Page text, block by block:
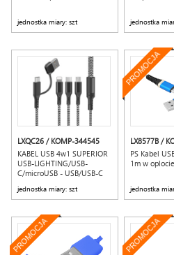
jednostka miary: szt jednostka
LXQC26 / KOMP-344545
KABEL USB 4w1 SUPERIOR
USB-LIGHTING/USB-
C/microUSB - USB/USB-C
jednostka miary: szt
PROMOCJA
LX8577B /
PS Kabel
1m w
jednostka
PROMOCJA PROMOCJA